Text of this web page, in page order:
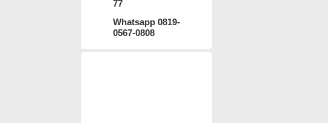
77
Whatsapp 0819-
0567-0808